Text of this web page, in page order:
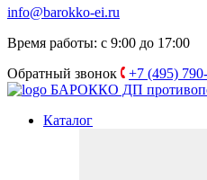
info@barokko-ei.ru
Время работы: с 9:00 до 17:00
Обратный звонок
+7 (495)
БАРОККО ДП
Каталог